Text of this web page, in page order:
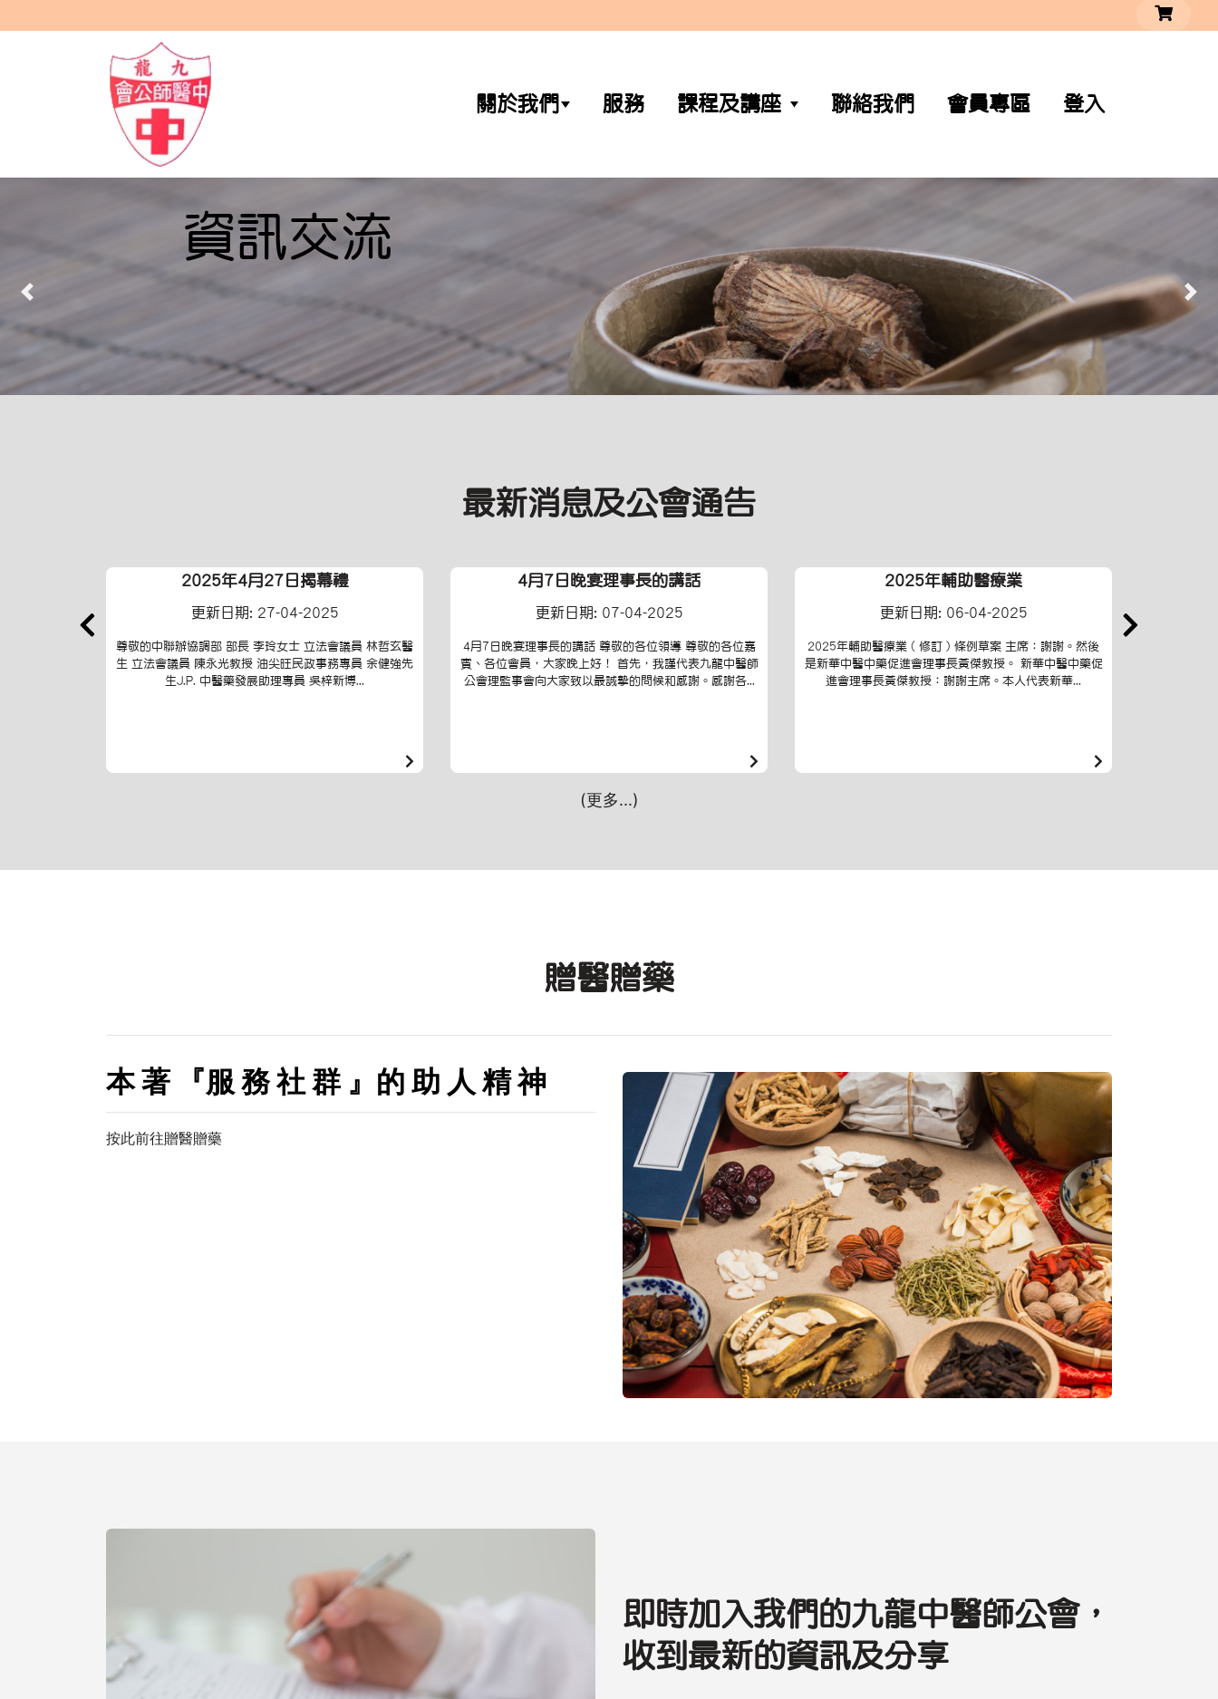
關於我們 服務 課程及講座 聯絡我們 會員專區 登入
課程進修
Previous
最新消息及公會通告
2025年4月27日揭幕禮
更新日期: 27-04-2025
尊敬的中聯辦協調部 部長 李玲女士 立法會議員 林哲玄醫
生 立法會議員 陳永光教授 油尖旺民政事務專員 余健強先
生J.P. 中醫藥發展助理專員 吳梓新博...
4月7日晚宴理事長的講話
更新日期: 07-04-2025
4月7日晚宴理事長的講話 尊敬的各位領導 尊敬的各位嘉
賓、各位會員，大家晚上好！ 首先，我謹代表九龍中醫師
公會理監事會向大家致以最誠摯的問候和感謝。感謝各...
2025年輔助醫療業
更新日期: 06-04-2025
2025年輔助醫療業 ( 修訂 ) 條例草案 主席：謝謝。然後
是新華中醫中藥促進會理事長黃傑教授。 新華中醫中藥促
進會理事長黃傑教授：謝謝主席。本人代表新華...
(更多...)
贈醫贈藥
本 著 『服 務 社 群 』的 助 人 精 神
按此前往贈醫贈藥
即時加入我們的九龍中醫師公會，
收到最新的資訊及分享